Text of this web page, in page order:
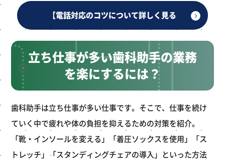
【電話対応のコツについて詳しく見る
立ち仕事が多い歯科助手の業務
を楽にするには？
歯科助手は立ち仕事が多い仕事です。そこで、仕事を続け
ていく中で疲れや体の負担を抑えるための対策を紹介。
「靴・インソールを変える」「着圧ソックスを使用」「ス
トレッチ」「スタンディングチェアの導入」といった方法